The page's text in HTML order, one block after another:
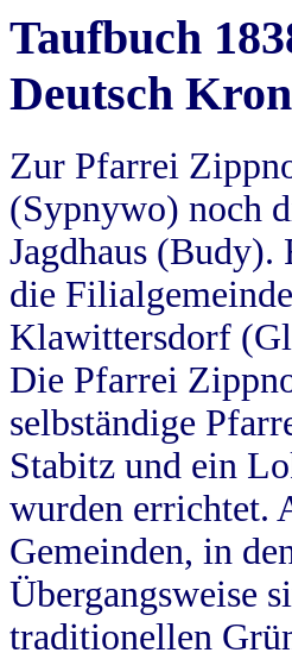
Taufbuch
Deutsch
Zur Pfarrei
(Sypnywo) noch
Jagdhaus (Budy).
die
Klawittersdorf
Die Pfarrei
selbständige
Stabitz und ein
wurden errichtet.
Gemeinden, in
Übergangsweise
traditionellen